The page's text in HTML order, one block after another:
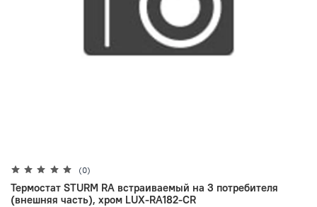
(0)
Термостат STURM RA встраиваемый на 3 потребителя
(внешняя часть), хром LUX-RA182-CR